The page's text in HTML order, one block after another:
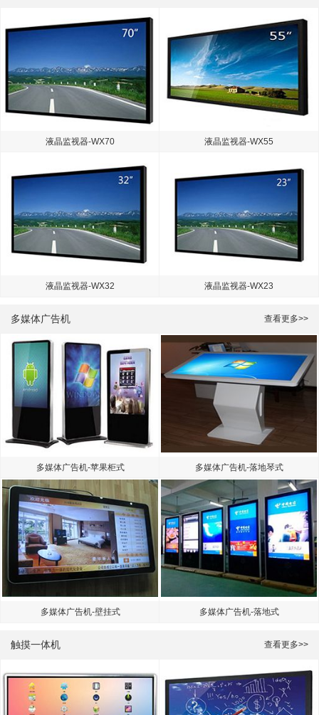
液晶监视器-WX70 液晶监视器-WX55
液晶监视器-WX32 液晶监视器-WX23
多媒体广告机 查看更多>>
多媒体广告机-苹果柜式 多媒体广告机-落地琴式
多媒体广告机-壁挂式 多媒体广告机-落地式
触摸一体机 查看更多>>